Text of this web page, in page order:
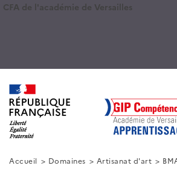
CFA de l'académie de Versailles
Accueil Domaines Artisanat d'art